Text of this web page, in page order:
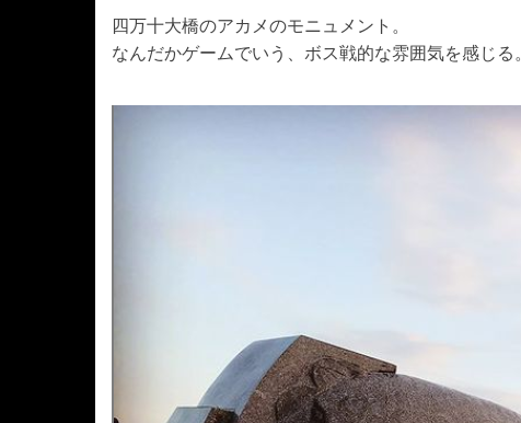
四万十大橋のアカメのモニュメント。
なんだかゲームでいう、ボス戦的な雰囲気を感じる。